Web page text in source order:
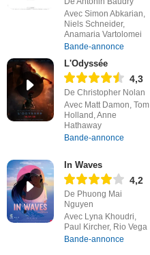
Avec Simon Abkarian,
Niels Schneider,
Anamaria Vartolomei
Bande-annonce
L'Odyssée
4,3
De Christopher Nolan
Avec Matt Damon, Tom
Holland, Anne
Hathaway
Bande-annonce
In Waves
4,2
De Phuong Mai
Nguyen
Avec Lyna Khoudri,
Paul Kircher, Rio Vega
Bande-annonce